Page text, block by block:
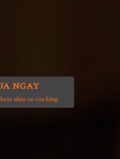
NGAY
nhận tại cửa hàng